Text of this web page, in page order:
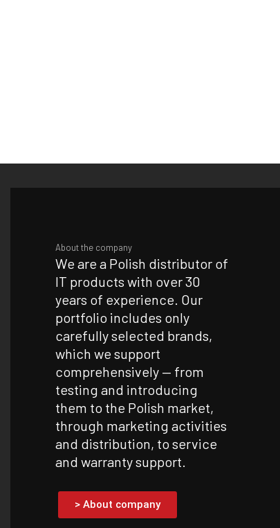
About the company
We are a Polish distributor of
IT products with over 30
years of experience. Our
portfolio includes only
carefully selected brands,
which we support
comprehensively — from
testing and introducing
them to the Polish market,
through marketing activities
and distribution, to service
and warranty support.
> About company